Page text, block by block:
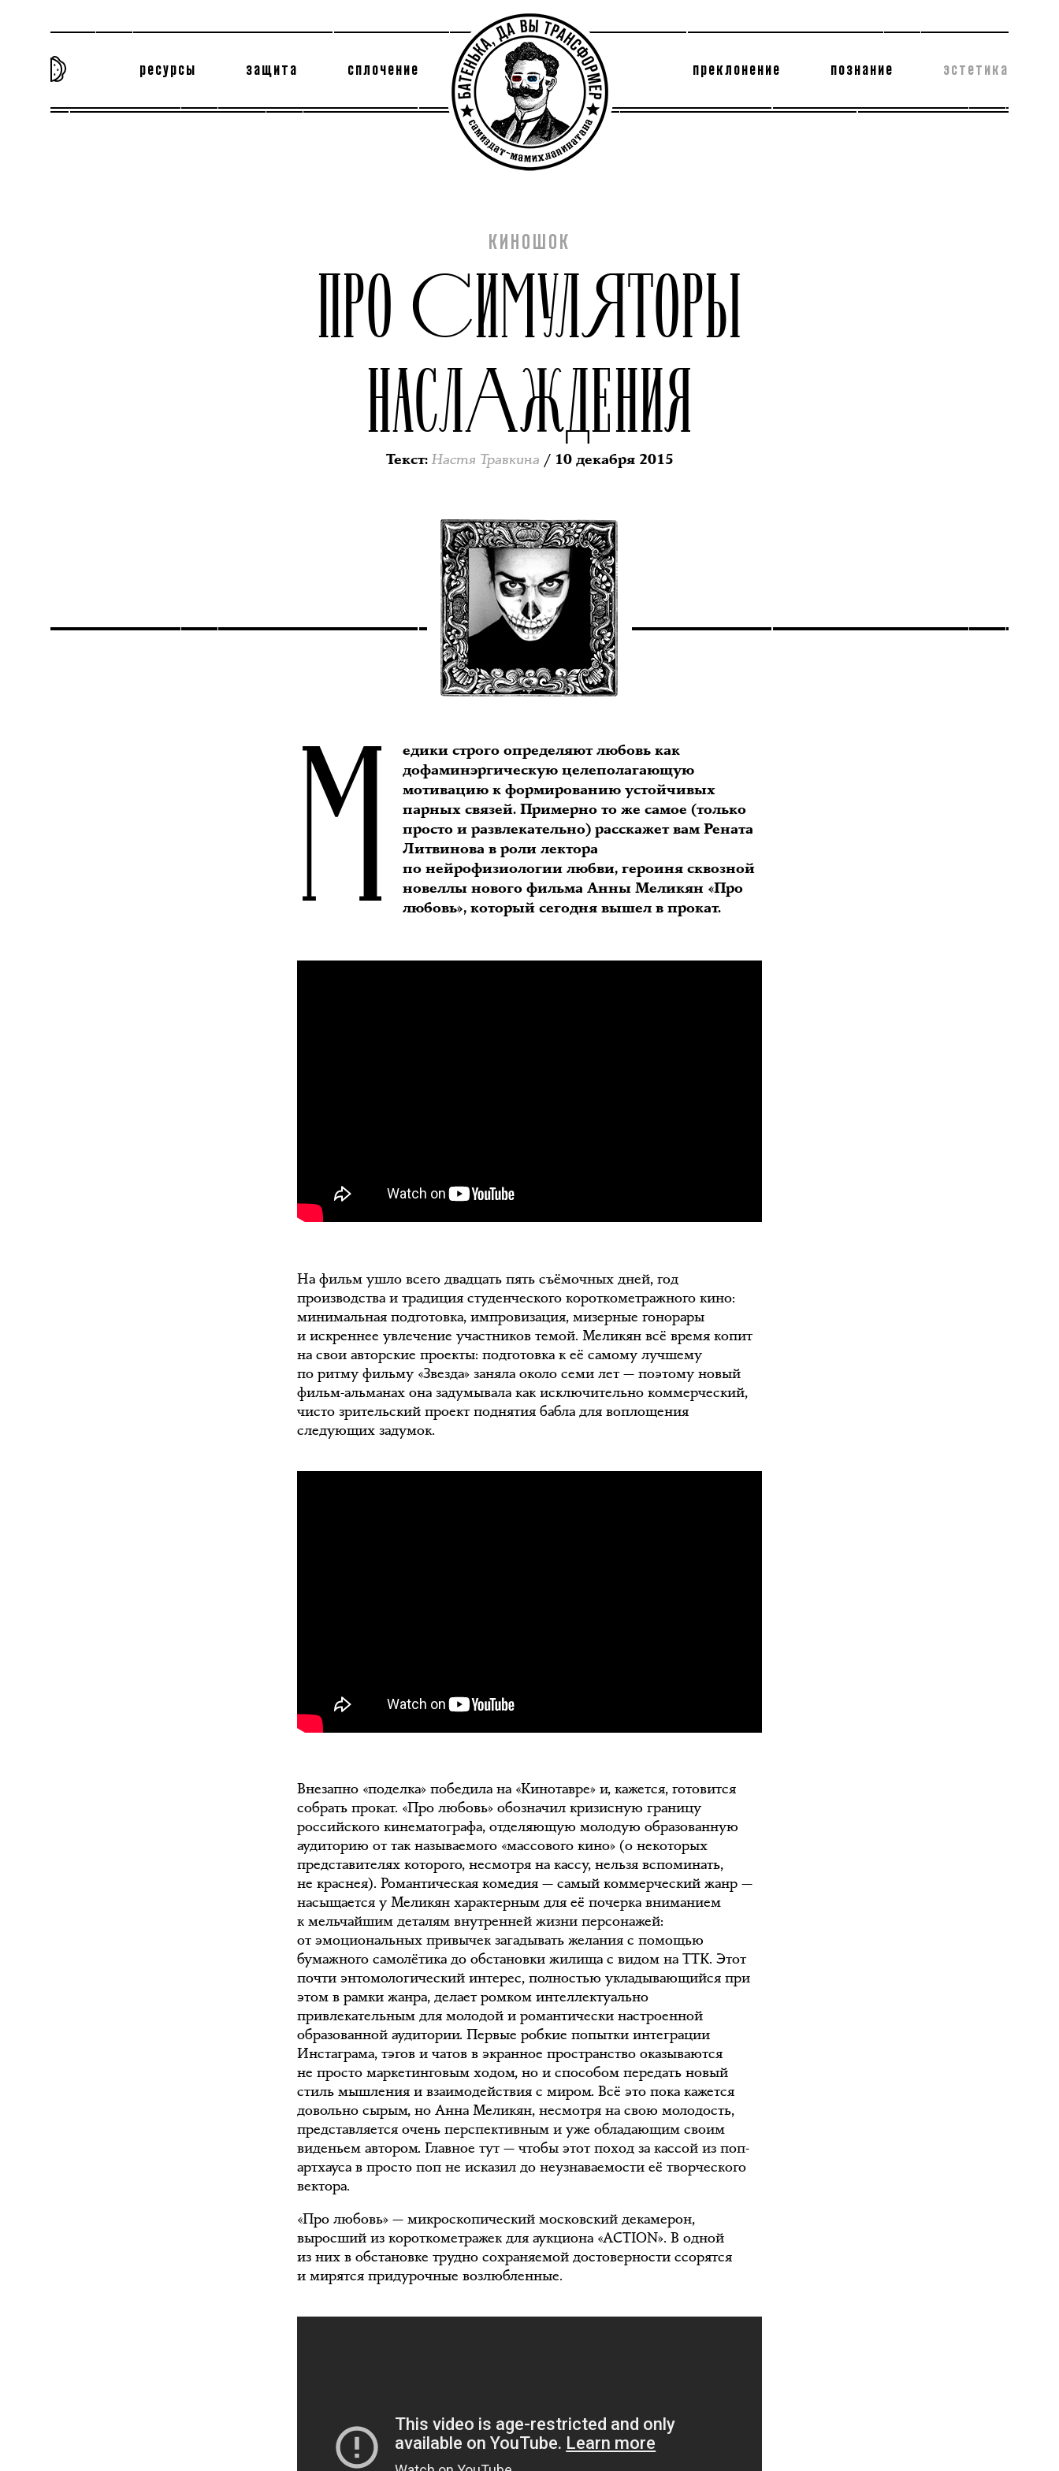
ресурсы защита сплочение преклонение познание эстетика
КИНОШОК
ПРО СИМУЛЯТОРЫ
НАСЛАЖДЕНИЯ
Текст: Настя Травкина / 10 декабря 2015
М
едики строго определяют любовь как
дофаминэргическую целеполагающую
мотивацию к формированию устойчивых
парных связей. Примерно то же самое (только
просто и развлекательно) расскажет вам Рената
Литвинова в роли лектора
по нейрофизиологии любви, героиня сквозной
новеллы нового фильма Анны Меликян «Про
любовь», который сегодня вышел в прокат.
На фильм ушло всего двадцать пять съёмочных дней, год
производства и традиция студенческого короткометражного кино:
минимальная подготовка, импровизация, мизерные гонорары
и искреннее увлечение участников темой. Меликян всё время копит
на свои авторские проекты: подготовка к её самому лучшему
по ритму фильму «Звезда» заняла около семи лет — поэтому новый
фильм-альманах она задумывала как исключительно коммерческий,
чисто зрительский проект поднятия бабла для воплощения
следующих задумок.
Внезапно «поделка» победила на «Кинотавре» и, кажется, готовится
собрать прокат. «Про любовь» обозначил кризисную границу
российского кинематографа, отделяющую молодую образованную
аудиторию от так называемого «массового кино» (о некоторых
представителях которого, несмотря на кассу, нельзя вспоминать,
не краснея). Романтическая комедия — самый коммерческий жанр —
насыщается у Меликян характерным для её почерка вниманием
к мельчайшим деталям внутренней жизни персонажей:
от эмоциональных привычек загадывать желания с помощью
бумажного самолётика до обстановки жилища с видом на ТТК. Этот
почти энтомологический интерес, полностью укладывающийся при
этом в рамки жанра, делает ромком интеллектуально
привлекательным для молодой и романтически настроенной
образованной аудитории. Первые робкие попытки интеграции
Инстаграма, тэгов и чатов в экранное пространство оказываются
не просто маркетинговым ходом, но и способом передать новый
стиль мышления и взаимодействия с миром. Всё это пока кажется
довольно сырым, но Анна Меликян, несмотря на свою молодость,
представляется очень перспективным и уже обладающим своим
виденьем автором. Главное тут — чтобы этот поход за кассой из поп-
артхауса в просто поп не исказил до неузнаваемости её творческого
вектора.
«Про любовь» — микроскопический московский декамерон,
выросший из короткометражек для аукциона «ACTION». В одной
из них в обстановке трудно сохраняемой достоверности ссорятся
и мирятся придурочные возлюбленные.